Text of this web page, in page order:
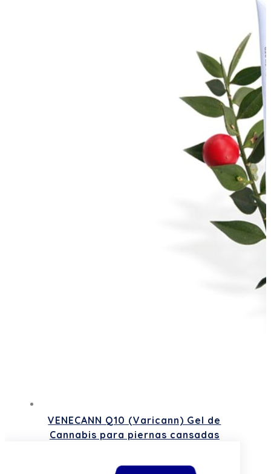
VENECANN Q10 (Varicann) Gel de
Cannabis para piernas cansadas